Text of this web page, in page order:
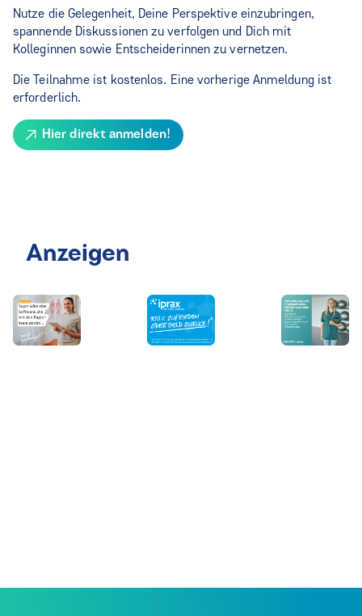
Nutze die Gelegenheit, Deine Perspektive einzubringen,
spannende Diskussionen zu verfolgen und Dich mit
Kolleginnen sowie Entscheiderinnen zu vernetzen.
Die Teilnahme ist kostenlos. Eine vorherige Anmeldung ist
erforderlich.
Hier direkt anmelden!
Anzeigen